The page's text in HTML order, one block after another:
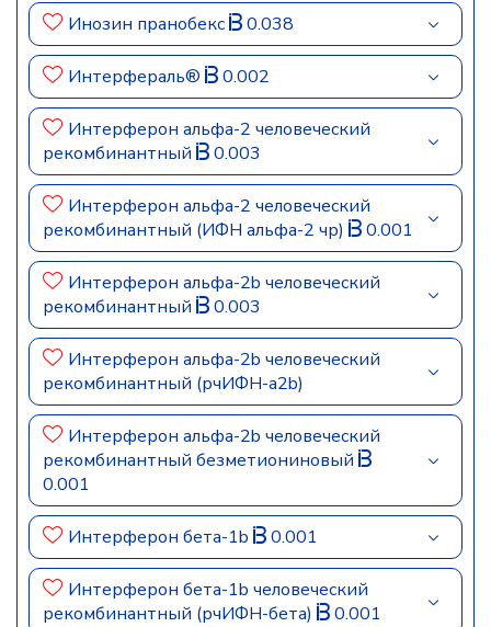
Инозин пранобекс 0.038
Интерфераль® 0.002
Интерферон альфа-2 человеческий
рекомбинантный
0.003
Интерферон альфа-2 человеческий
рекомбинантный (ИФН альфа-2 чр)
0.001
Интерферон альфа-2b человеческий
рекомбинантный
0.003
Интерферон альфа-2b человеческий
рекомбинантный (рчИФН-а2b)
Интерферон альфа-2b человеческий
рекомбинантный безметиониновый
0.001
Интерферон бета-1b 0.001
Интерферон бета-1b человеческий
рекомбинантный (рчИФН-бета)
0.001